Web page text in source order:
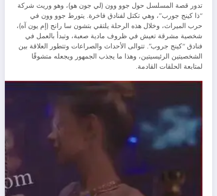
تدور قصة المسلسل حول جوو وون (لي جون هو)، وهو وريث شركة
“ذا كينج جورب”، وهي تكتل لفنادق فاخرة. يتورط جوو وون في
حرب الميراث، وخلال هذه الرحلة يلتقي بتشون سا رانج (إم يون آه)،
شخصية مشرقة تعيش في ظروف مادية صعبة، وتبدأ بالعمل في
فنادق “كينج جروب”. تتوالى الأحداث والصراعات وتتطور العلاقة بين
الشخصيتين الرئيسيتين، وهذا ما يجذب الجمهور ويجعله متشوقًا
لمتابعة الحلقات القادمة.